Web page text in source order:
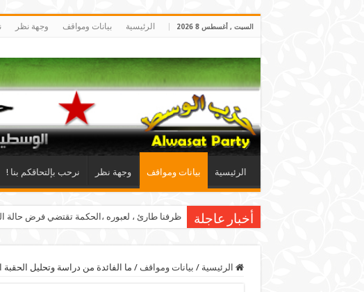
السبت , أغسطس 8 2026 الرئيسية بيانات ومواقف وجهة نظر
الرئيسية بيانات ومواقف وجهة نظر نرحب بإلتحاقكم بنا !
أخبار عاجلة ظرفنا طارئ ، لعبوره ،الحكمة تقتضي فرض حالة
الرئيسية / بيانات ومواقف / ما الفائدة من دراسة وتحليل الحقبة الأسدية من 16-